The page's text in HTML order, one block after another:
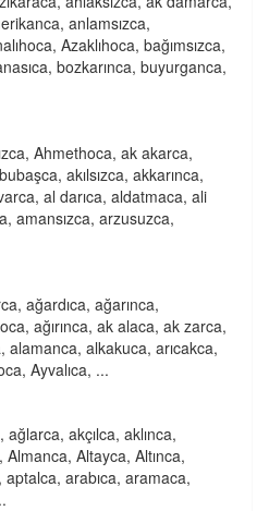
anlamsızca,
Azaklıhoca, bağımsızca,
bozkarınca, buyurganca,
Ahmethoca, ak akarca,
akılsızca, akkarınca,
al darıca, aldatmaca, ali
amansızca, arzusuzca,
ağardıca, ağarınca,
ağırınca, ak alaca, ak zarca,
alamanca, alkakuca, arıcakca,
Ayvalıca, ...
akçılca, aklınca,
Altayca, Altınca,
arabıca, aramaca,